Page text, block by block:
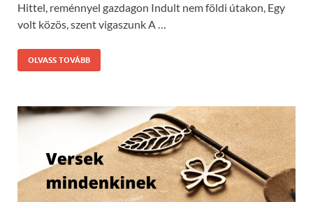
Hittel, reménnyel gazdagon Indult nem földi útakon, Egy
volt közös, szent vigaszunk A …
OLVASS TOVÁBB